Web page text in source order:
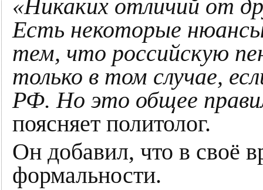
«Никаких отличий от
Есть некоторые
тем, что российскую
только в том случае,
РФ. Но это общее
поясняет политолог.
Он добавил, что в своё
формальности.